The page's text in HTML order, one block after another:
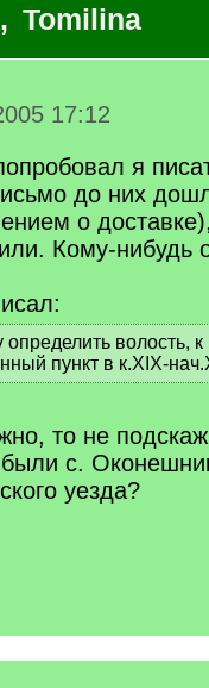
, Tomilina
17:12
я
до них
о
Кому-нибудь
определить волость,
пункт в к.XIX-
то не
с.
уезда?